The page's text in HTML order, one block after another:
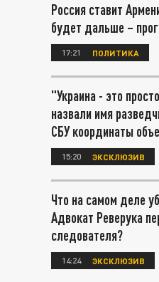
Россия ставит
будет дальше –
17:21 ПОЛИТИКА
"Украина - это
назвали имя
СБУ координаты
15:20 ЭКСКЛЮЗИВ
Что на самом деле
Адвокат Реверука
следователя?
14:24 ЭКСКЛЮЗИВ